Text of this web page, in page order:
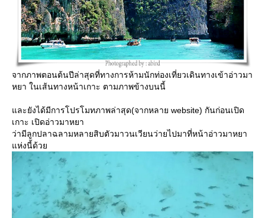
จากภาพตอนต้นปีล่าสุดที่ทางการห้ามนักท่องเที่ยวเดินทางเข้าอ่าวมา
หยา ในเส้นทางหน้าเกาะ ตามภาพข้างบนนี้
ละยังได้มีการโปรโมทภาพล่าสุด(จากหลาย website) กันก่อนเปิด
เกาะ เปิดอ่าวมาหยา
ว่ามีลูกปลาฉลามหลายสิบตัวมาวนเวียนว่ายไปมาที่หน้าอ่าวมาหยา
ห่งนี้ด้ว